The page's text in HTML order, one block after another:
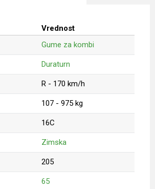
Vrednost
Gume za kombi
Duraturn
R - 170 km/h
107 - 975 kg
16C
Zimska
205
65